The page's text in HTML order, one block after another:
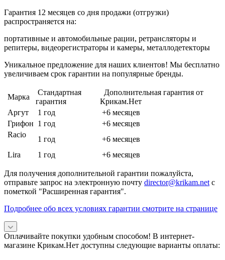
Гарантия 12 месяцев со дня продажи (отгрузки)
распространяется на:
портативные и автомобильные рации, ретрансляторы и
репитеры, видеорегистраторы и камеры, металлодетекторы
Уникальное предложение для наших клиентов! Мы бесплатно
увеличиваем срок гарантии на популярные бренды.
Марка
Стандартная
гарантия
Дополнительная гарантия от
Крикам.Нет
Аргут
1 год
+6 месяцев
Грифон 1 год
+6 месяцев
Racio
1 год
+6 месяцев
Lira
1 год +6 месяцев
Для получения дополнительной гарантии пожалуйста,
отправьте запрос на электронную почту director@krikam.net с
пометкой "Расширенная гарантия".
Подробнее обо всех условиях гарантии смотрите на странице
Оплачивайте покупки удобным способом! В интернет-
магазине Крикам.Нет доступны следующие варианты оплаты: